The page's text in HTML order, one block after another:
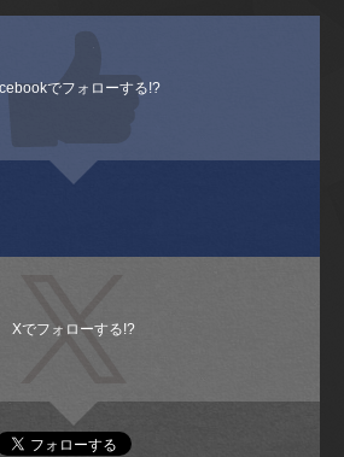
でフォローする!?
Xでフォローする!?